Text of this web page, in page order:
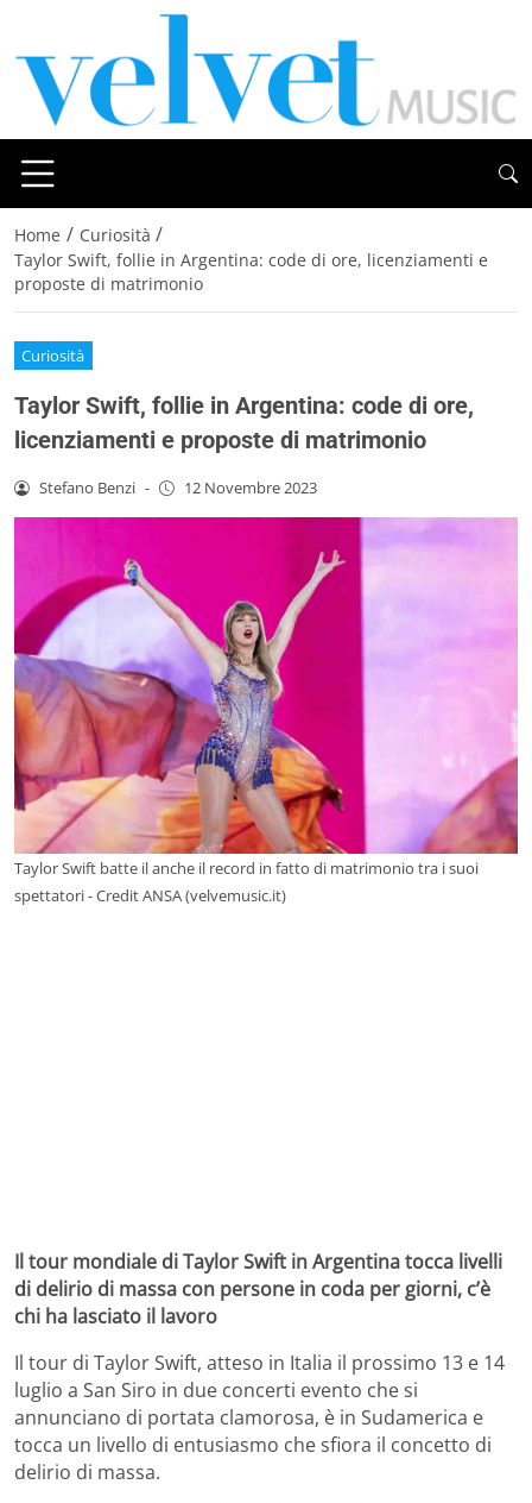
Home / Curiosità /
Taylor Swift, follie in Argentina: code di ore, licenziamenti e
proposte di matrimonio
Curiosità
Taylor Swift, follie in Argentina: code di ore,
licenziamenti e proposte di matrimonio
Stefano Benzi - 12 Novembre 2023
Taylor Swift batte il anche il record in fatto di matrimonio tra i suoi
spettatori - Credit ANSA (velvemusic.it)
Il tour mondiale di Taylor Swift in Argentina tocca livelli
di delirio di massa con persone in coda per giorni, c’è
chi ha lasciato il lavoro
Il tour di Taylor Swift, atteso in Italia il prossimo 13 e 14
luglio a San Siro in due concerti evento che si
annunciano di portata clamorosa, è in Sudamerica e
tocca un livello di entusiasmo che sfiora il concetto di
delirio di massa.